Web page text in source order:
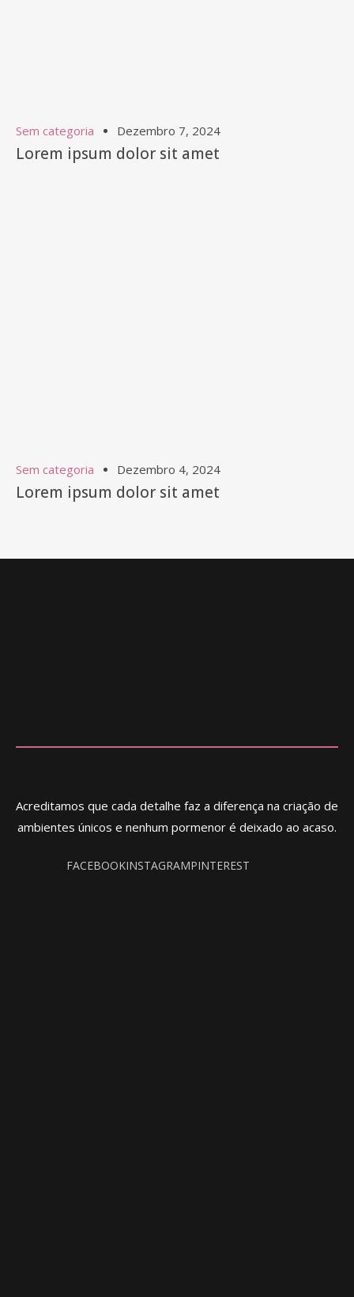
Sem categoria Dezembro 7, 2024
Lorem ipsum dolor sit amet
Sem categoria Dezembro 4, 2024
Lorem ipsum dolor sit amet
Acreditamos que cada detalhe faz a diferença na criação de
ambientes únicos e nenhum pormenor é deixado ao acaso.
FACEBOOKINSTAGRAMPINTEREST